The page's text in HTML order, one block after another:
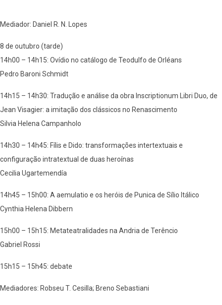
Mediador: Daniel R. N. Lopes
8 de outubro (tarde)
14h00 – 14h15: Ovídio no catálogo de Teodulfo de Orléans
Pedro Baroni Schmidt
14h15 – 14h30: Tradução e análise da obra Inscriptionum Libri Duo, de
Jean Visagier: a imitação dos clássicos no Renascimento
Silvia Helena Campanholo
14h30 – 14h45: Fílis e Dido: transformações intertextuais e
configuração intratextual de duas heroínas
Cecilia Ugartemendía
14h45 – 15h00: A aemulatio e os heróis de Punica de Sílio Itálico
Cynthia Helena Dibbern
15h00 – 15h15: Metateatralidades na Andria de Terêncio
Gabriel Rossi
15h15 – 15h45: debate
Mediadores: Robseu T. Cesilla; Breno Sebastiani